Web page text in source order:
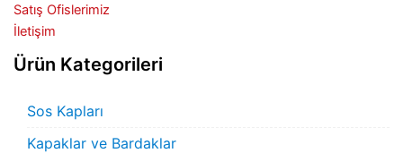
Satış Ofislerimiz
İletişim
Ürün Kategorileri
Sos Kapları
Kapaklar ve Bardaklar